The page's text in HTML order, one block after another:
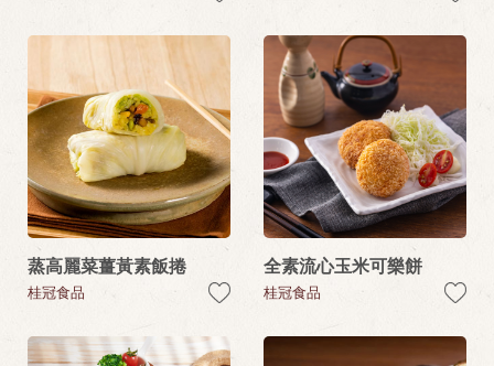
蒸高麗菜薑黃素飯捲
桂冠食品
全素流心玉米可樂餅
桂冠食品